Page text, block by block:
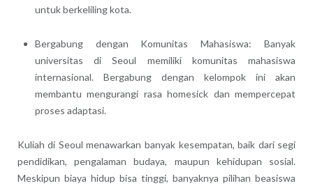
untuk berkeliling kota.
Bergabung dengan Komunitas Mahasiswa: Banyak
universitas di Seoul memiliki komunitas mahasiswa
internasional. Bergabung dengan kelompok ini akan
membantu mengurangi rasa homesick dan mempercepat
proses adaptasi.
Kuliah di Seoul menawarkan banyak kesempatan, baik dari segi
pendidikan, pengalaman budaya, maupun kehidupan sosial.
Meskipun biaya hidup bisa tinggi, banyaknya pilihan beasiswa